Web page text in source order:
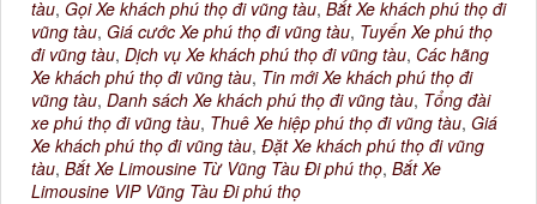
tàu, Gọi Xe khách phú thọ đi vũng tàu, Bắt Xe khách phú thọ đi
vũng tàu, Giá cước Xe phú thọ đi vũng tàu, Tuyến Xe phú thọ
đi vũng tàu, Dịch vụ Xe khách phú thọ đi vũng tàu, Các hãng
Xe khách phú thọ đi vũng tàu, Tin mới Xe khách phú thọ đi
vũng tàu, Danh sách Xe khách phú thọ đi vũng tàu, Tổng đài
xe phú thọ đi vũng tàu, Thuê Xe hiệp phú thọ đi vũng tàu, Giá
Xe khách phú thọ đi vũng tàu, Đặt Xe khách phú thọ đi vũng
tàu, Bắt Xe Limousine Từ Vũng Tàu Đi phú thọ, Bắt Xe
Limousine VIP Vũng Tàu Đi phú thọ